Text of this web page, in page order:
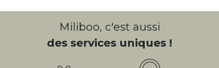
Miliboo, c'est aussi
des services uniques !